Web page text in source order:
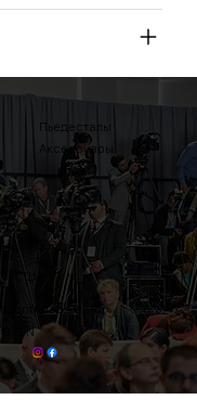
Пьедесталы
9985
США
Аксессуары